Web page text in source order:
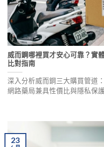
威而鋼哪裡買才安心可靠？實
比對指南
深入分析威而鋼三大購買管道
網路藥局兼具性價比與隱私保
23